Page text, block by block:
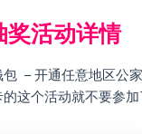
奖活动详情
包 – 开通任意地区公
这个活动就不要参